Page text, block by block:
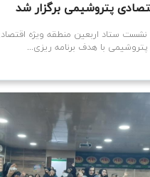
پتروشیمی برگزار شد
ستاد اربعین منطقه ویژه
پتروشیمی با هدف برنامه ریزی...